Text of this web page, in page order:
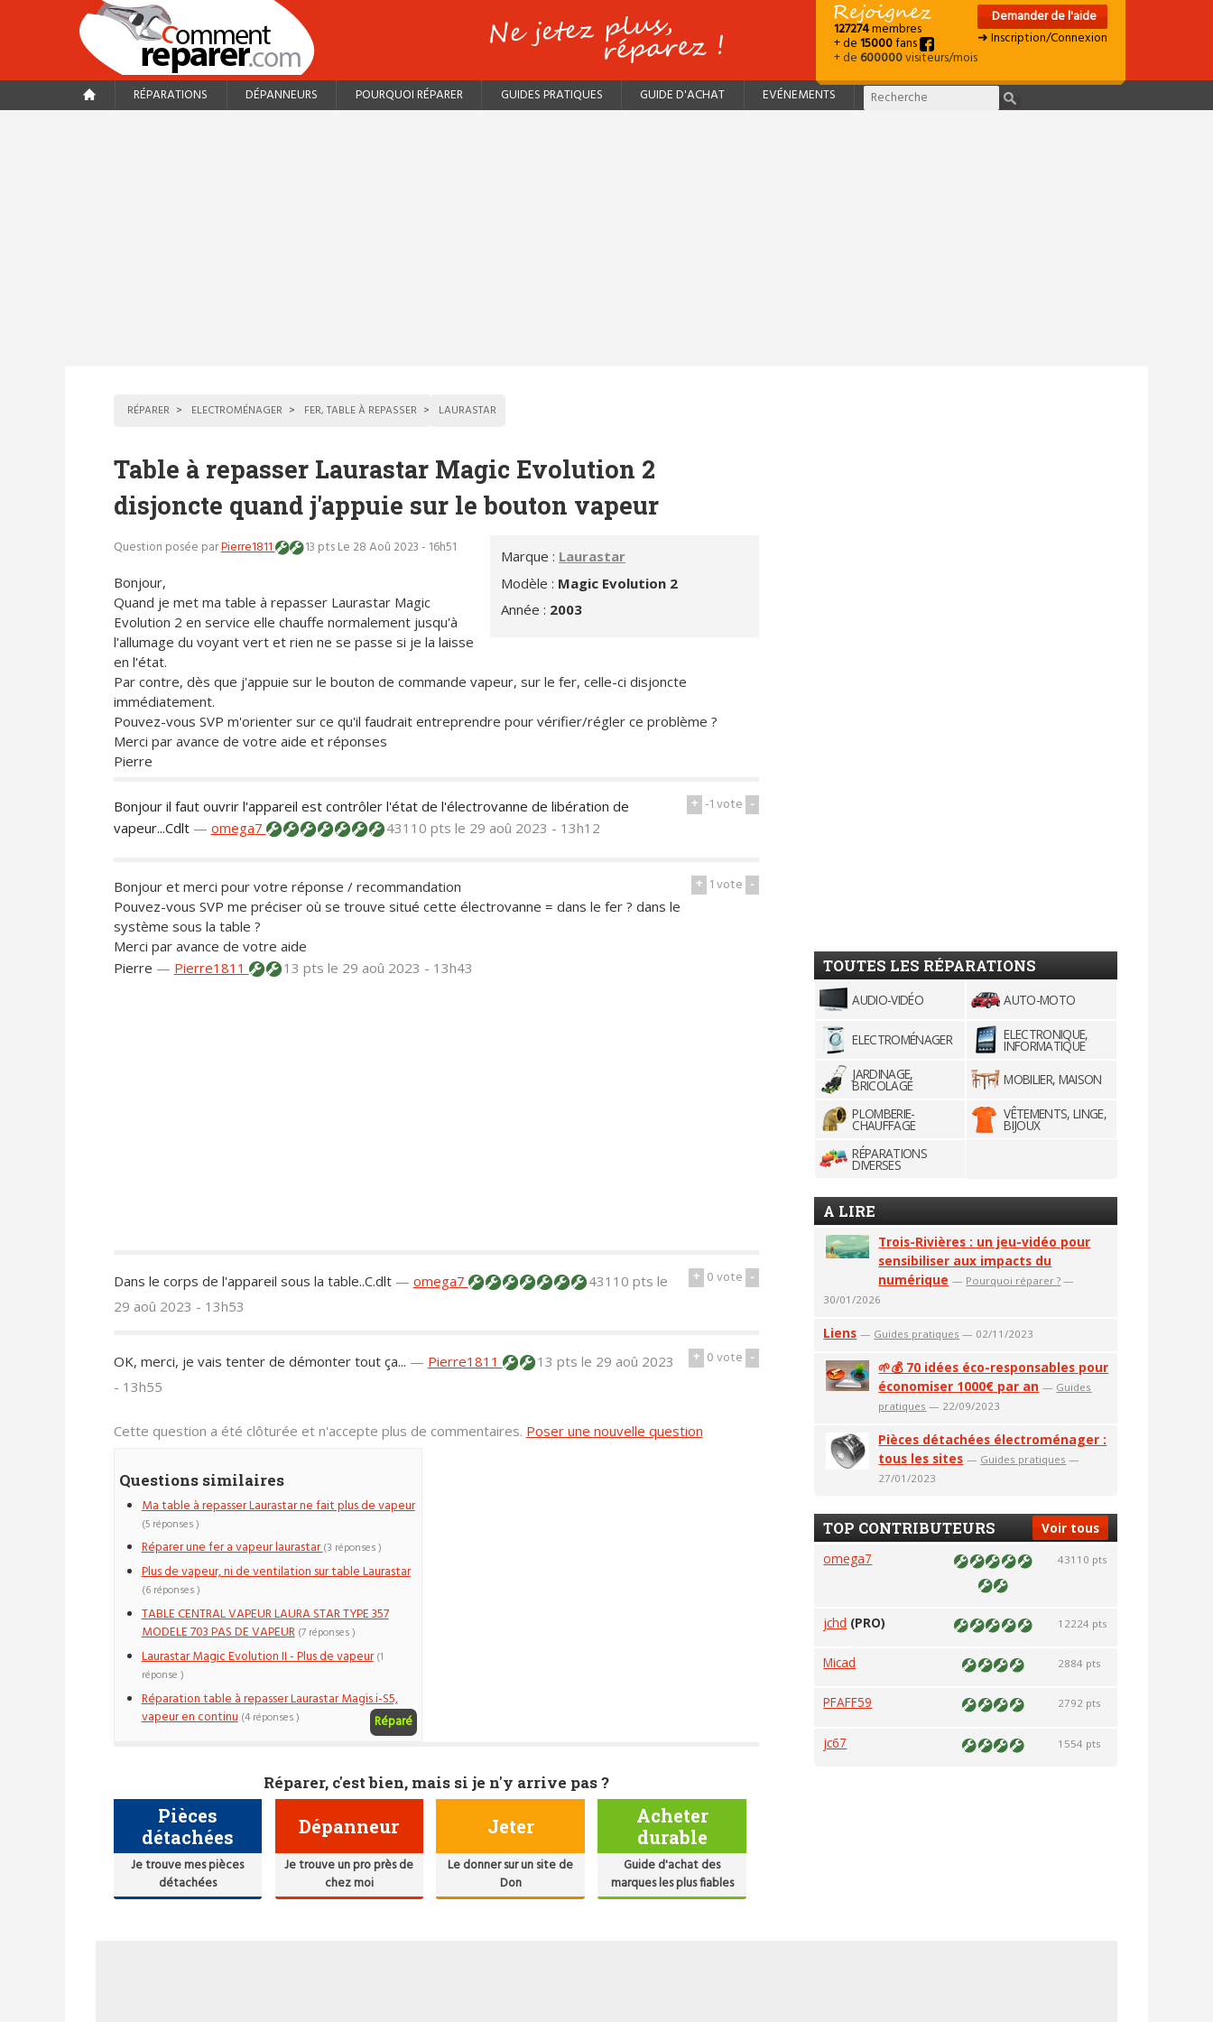
127274membres
+ de15000fans
+ de600000visiteurs/mois
Demander de l'aide
➜ Inscription/Connexion
RÉPARATIONS DÉPANNEURS POURQUOI RÉPARER GUIDES PRATIQUES GUIDE D'ACHAT EVÉNEMENTS
RÉPARER ELECTROMÉNAGER FER, TABLE À REPASSER LAURASTAR
Table à repasser Laurastar Magic Evolution 2
disjoncte quand j'appuie sur le bouton vapeur
Marque : Laurastar
Modèle : Magic Evolution 2
Année : 2003
Question posée parPierre1811 13 ptsLe 28 Aoû 2023 - 16h51
Bonjour,
Quand je met ma table à repasser Laurastar Magic
Evolution 2 en service elle chauffe normalement jusqu'à
l'allumage du voyant vert et rien ne se passe si je la laisse
en l'état.
Par contre, dès que j'appuie sur le bouton de commande vapeur, sur le fer, celle-ci disjoncte
immédiatement.
Pouvez-vous SVP m'orienter sur ce qu'il faudrait entreprendre pour vérifier/régler ce problème ?
Merci par avance de votre aide et réponses
Pierre
+ -1vote -
Bonjour il faut ouvrir l'appareil est contrôler l'état de l'électrovanne de libération de
vapeur...Cdlt — omega7 43110 pts le 29 aoû 2023 - 13h12
+ 1vote -
Bonjour et merci pour votre réponse / recommandation
Pouvez-vous SVP me préciser où se trouve situé cette électrovanne = dans le fer ? dans le
système sous la table ?
Merci par avance de votre aide
Pierre — Pierre1811 13 pts le 29 aoû 2023 - 13h43
+ 0vote -
Dans le corps de l'appareil sous la table..C.dlt — omega7 43110 pts le
29 aoû 2023 - 13h53
+ 0vote -
OK, merci, je vais tenter de démonter tout ça... — Pierre1811 13 pts le 29 aoû 2023
- 13h55
Cette question a été clôturée et n'accepte plus de commentaires. Poser une nouvelle question
Questions similaires
Ma table à repasser Laurastar ne fait plus de vapeur
(5 réponses )
Réparer une fer a vapeur laurastar(3 réponses )
Plus de vapeur, ni de ventilation sur table Laurastar
(6 réponses )
TABLE CENTRAL VAPEUR LAURA STAR TYPE 357
MODELE 703 PAS DE VAPEUR (7 réponses )
Laurastar Magic Evolution II - Plus de vapeur (1
réponse )
Réparation table à repasser Laurastar Magis i-S5,
vapeur en continu
Réparé
(4 réponses )
Réparer, c'est bien, mais si je n'y arrive pas ?
Pièces
détachées
Je trouve mes pièces
détachées
Dépanneur
Je trouve un pro près de
chez moi
Jeter
Le donner sur un site de
Don
Acheter
durable
Guide d'achat des
marques les plus fiables
TOUTES LES RÉPARATIONS
AUDIO-VIDÉO AUTO-MOTO
ELECTROMÉNAGER ELECTRONIQUE,
INFORMATIQUE
JARDINAGE,
BRICOLAGE
MOBILIER, MAISON
PLOMBERIE-
CHAUFFAGE
VÊTEMENTS, LINGE,
BIJOUX
RÉPARATIONS
DIVERSES
A LIRE
Trois-Rivières : un jeu-vidéo pour
sensibiliser aux impacts du
numérique — Pourquoi réparer ? —
30/01/2026
Liens — Guides pratiques — 02/11/2023
🌱💰 70 idées éco-responsables pour
économiser 1000€ par an — Guides
pratiques — 22/09/2023
Pièces détachées électroménager :
tous les sites — Guides pratiques —
27/01/2023
Voir tous
TOP CONTRIBUTEURS
omega7 43110 pts
jchd (PRO) 12224 pts
Micad 2884 pts
PFAFF59 2792 pts
jc67 1554 pts